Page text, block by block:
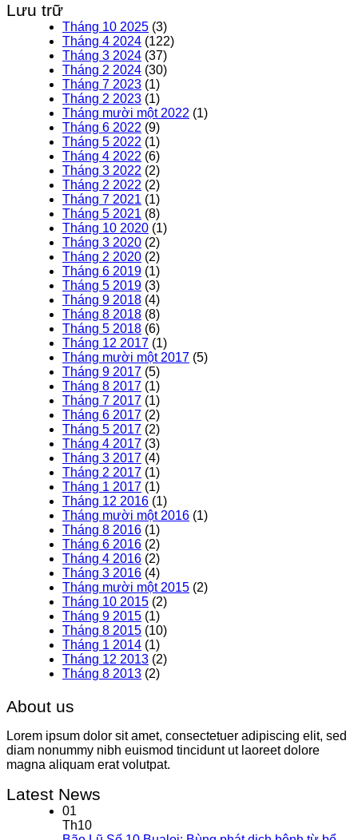
Lưu trữ
Tháng 10 2025 (3)
Tháng 4 2024 (122)
Tháng 3 2024 (37)
Tháng 2 2024 (30)
Tháng 7 2023 (1)
Tháng 2 2023 (1)
Tháng mười một 2022 (1)
Tháng 6 2022 (9)
Tháng 5 2022 (1)
Tháng 4 2022 (6)
Tháng 3 2022 (2)
Tháng 2 2022 (2)
Tháng 7 2021 (1)
Tháng 5 2021 (8)
Tháng 10 2020 (1)
Tháng 3 2020 (2)
Tháng 2 2020 (2)
Tháng 6 2019 (1)
Tháng 5 2019 (3)
Tháng 9 2018 (4)
Tháng 8 2018 (8)
Tháng 5 2018 (6)
Tháng 12 2017 (1)
Tháng mười một 2017 (5)
Tháng 9 2017 (5)
Tháng 8 2017 (1)
Tháng 7 2017 (1)
Tháng 6 2017 (2)
Tháng 5 2017 (2)
Tháng 4 2017 (3)
Tháng 3 2017 (4)
Tháng 2 2017 (1)
Tháng 1 2017 (1)
Tháng 12 2016 (1)
Tháng mười một 2016 (1)
Tháng 8 2016 (1)
Tháng 6 2016 (2)
Tháng 4 2016 (2)
Tháng 3 2016 (4)
Tháng mười một 2015 (2)
Tháng 10 2015 (2)
Tháng 9 2015 (1)
Tháng 8 2015 (10)
Tháng 1 2014 (1)
Tháng 12 2013 (2)
Tháng 8 2013 (2)
About us
Lorem ipsum dolor sit amet, consectetuer adipiscing elit, sed
diam nonummy nibh euismod tincidunt ut laoreet dolore
magna aliquam erat volutpat.
Latest News
01
Th10